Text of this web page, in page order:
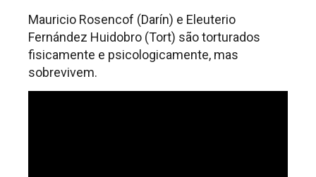
Mauricio Rosencof (Darín) e Eleuterio
Fernández Huidobro (Tort) são torturados
fisicamente e psicologicamente, mas
sobrevivem.